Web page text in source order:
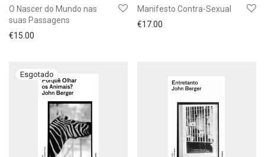
O Nascer do Mundo nas
suas Passagens
€15.00
Manifesto Contra-Sexual
€17.00